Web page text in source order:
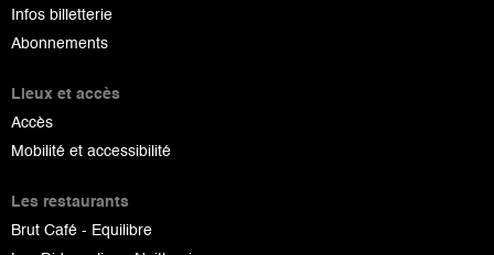
Infos billetterie
Abonnements
Lieux et accès
Accès
Mobilité et accessibilité
Les restaurants
Brut Café - Equilibre